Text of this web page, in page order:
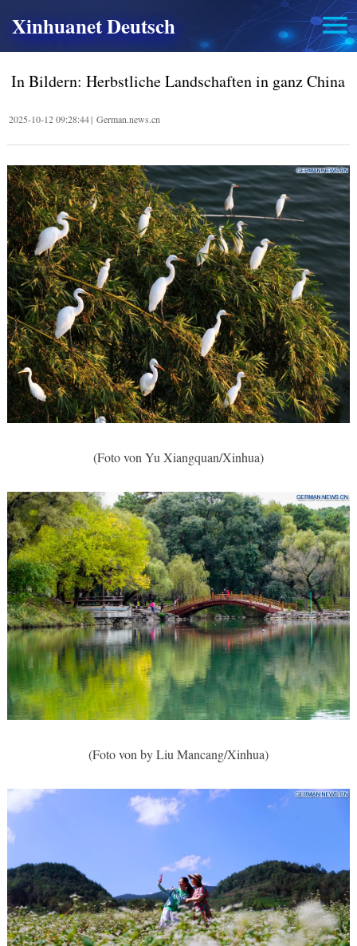
Xinhuanet Deutsch
In Bildern: Herbstliche Landschaften in ganz China
2025-10-12 09:28:44| German.news.cn
(Foto von Yu Xiangquan/Xinhua)
(Foto von by Liu Mancang/Xinhua)